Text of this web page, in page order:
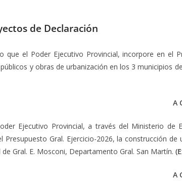
de Declaración
que el Poder Ejecutivo Provincial, incorpore en el
y obras de urbanización en los 3 municipios
A
Ejecutivo Provincial, a través del Ministerio de
Gral. Ejercicio-2026, la construcción
Gral. E. Mosconi, Departamento Gral. San Martín.
A